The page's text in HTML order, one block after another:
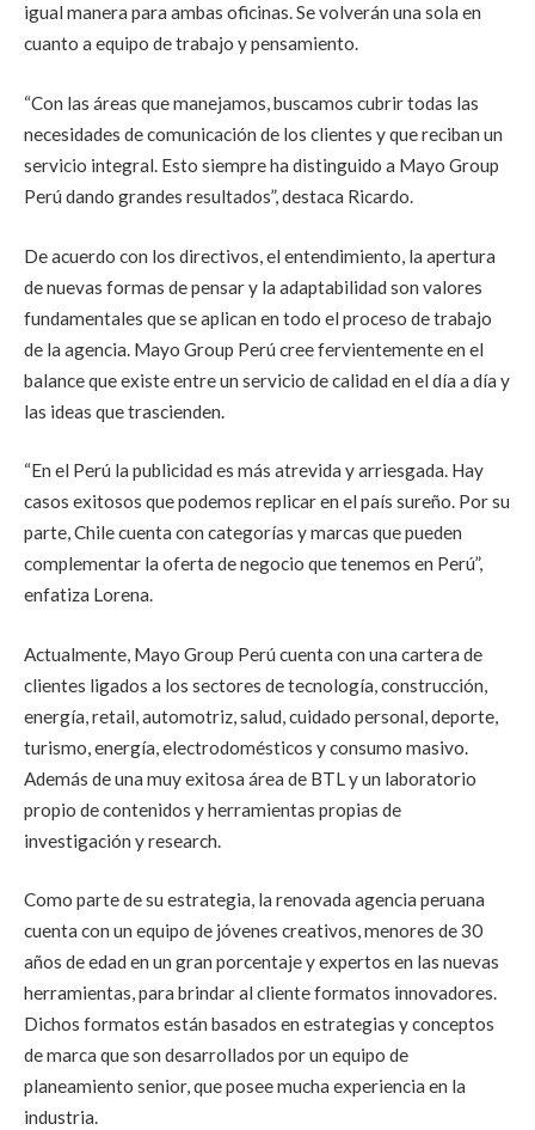
igual manera para ambas oficinas. Se volverán una sola en
cuanto a equipo de trabajo y pensamiento.
“Con las áreas que manejamos, buscamos cubrir todas las
necesidades de comunicación de los clientes y que reciban un
servicio integral. Esto siempre ha distinguido a Mayo Group
Perú dando grandes resultados”, destaca Ricardo.
De acuerdo con los directivos, el entendimiento, la apertura
de nuevas formas de pensar y la adaptabilidad son valores
fundamentales que se aplican en todo el proceso de trabajo
de la agencia. Mayo Group Perú cree fervientemente en el
balance que existe entre un servicio de calidad en el día a día y
las ideas que trascienden.
“En el Perú la publicidad es más atrevida y arriesgada. Hay
casos exitosos que podemos replicar en el país sureño. Por su
parte, Chile cuenta con categorías y marcas que pueden
complementar la oferta de negocio que tenemos en Perú”,
enfatiza Lorena.
Actualmente, Mayo Group Perú cuenta con una cartera de
clientes ligados a los sectores de tecnología, construcción,
energía, retail, automotriz, salud, cuidado personal, deporte,
turismo, energía, electrodomésticos y consumo masivo.
Además de una muy exitosa área de BTL y un laboratorio
propio de contenidos y herramientas propias de
investigación y research.
Como parte de su estrategia, la renovada agencia peruana
cuenta con un equipo de jóvenes creativos, menores de 30
años de edad en un gran porcentaje y expertos en las nuevas
herramientas, para brindar al cliente formatos innovadores.
Dichos formatos están basados en estrategias y conceptos
de marca que son desarrollados por un equipo de
planeamiento senior, que posee mucha experiencia en la
industria.